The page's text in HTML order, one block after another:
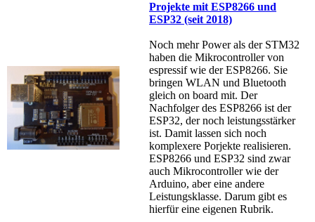
Projekte mit ESP8266 und
ESP32 (seit 2018)
Noch mehr Power als der STM32
haben die Mikrocontroller von
espressif wie der ESP8266. Sie
bringen WLAN und Bluetooth
gleich on board mit. Der
Nachfolger des ESP8266 ist der
ESP32, der noch leistungsstärker
ist. Damit lassen sich noch
komplexere Porjekte realisieren.
ESP8266 und ESP32 sind zwar
auch Mikrocontroller wie der
Arduino, aber eine andere
Leistungsklasse. Darum gibt es
hierfür eine eigenen Rubrik.